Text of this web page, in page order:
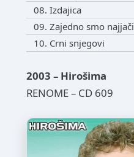
08. Izdajica
09. Zajedno smo najjači
10. Crni snjegovi
2003 – Hirošima
RENOME – CD 609